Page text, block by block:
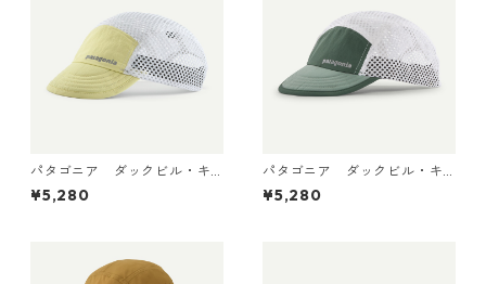
パタゴニア ダックビル・キ
ャップ Vellum Green 2881
8 日本正規品
¥5,280
パタゴニア ダックビル・キ
ャップ Canopy Green 288
18 日本正規品
¥5,280